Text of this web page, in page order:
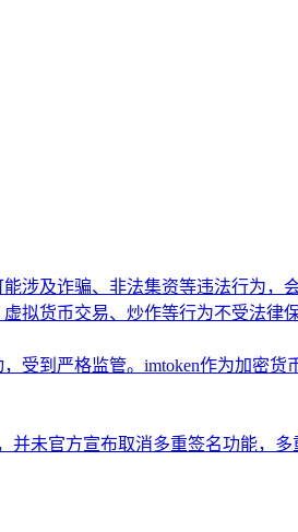
涉及诈骗、非法集资等违法行为，
拟货币交易、炒作等行为不受法律
受到严格监管。imtoken作为加密
并未官方宣布取消多重签名功能，